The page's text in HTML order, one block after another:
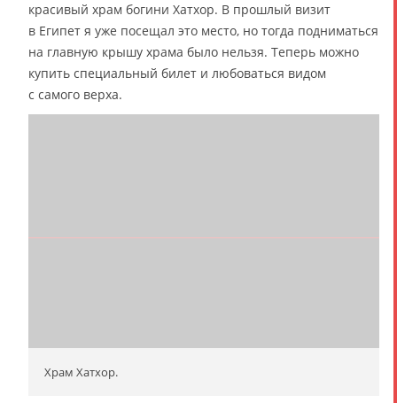
красивый храм богини Хатхор. В прошлый визит
в Египет я уже посещал это место, но тогда подниматься
на главную крышу храма было нельзя. Теперь можно
купить специальный билет и любоваться видом
с самого верха.
Храм Хатхор.